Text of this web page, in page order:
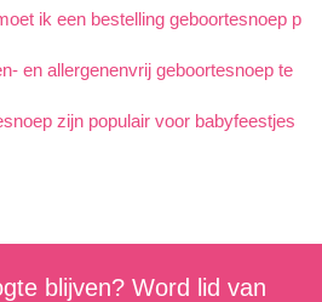
ik een bestelling geboortesnoep p
en allergenenvrij geboortesnoep te
zijn populair voor babyfeestjes
blijven? Word lid van